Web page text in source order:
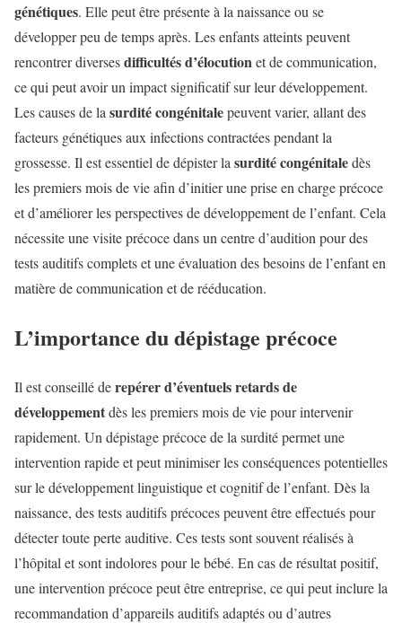
génétiques. Elle peut être présente à la naissance ou se
développer peu de temps après. Les enfants atteints peuvent
rencontrer diversesdifficultés d’élocutionet de communication,
ce qui peut avoir un impact significatif sur leur développement.
Les causes de la surdité congénitalepeuvent varier, allant des
facteurs génétiques aux infections contractées pendant la
grossesse. Il est essentiel de dépister la surdité congénitaledès
les premiers mois de vie afin d’initier une prise en charge précoce
et d’améliorer les perspectives de développement de l’enfant. Cela
nécessite une visite précoce dans un centre d’audition pour des
tests auditifs complets et une évaluation des besoins de l’enfant en
matière de communication et de rééducation.
L’importance du dépistage précoce
Il est conseillé derepérer d’éventuels retards de
développementdès les premiers mois de vie pour intervenir
rapidement. Un dépistage précoce de la surdité permet une
intervention rapide et peut minimiser les conséquences potentielles
sur le développement linguistique et cognitif de l’enfant. Dès la
naissance, des tests auditifs précoces peuvent être effectués pour
détecter toute perte auditive. Ces tests sont souvent réalisés à
l’hôpital et sont indolores pour le bébé. En cas de résultat positif,
une intervention précoce peut être entreprise, ce qui peut inclure la
recommandation d’appareils auditifs adaptés ou d’autres